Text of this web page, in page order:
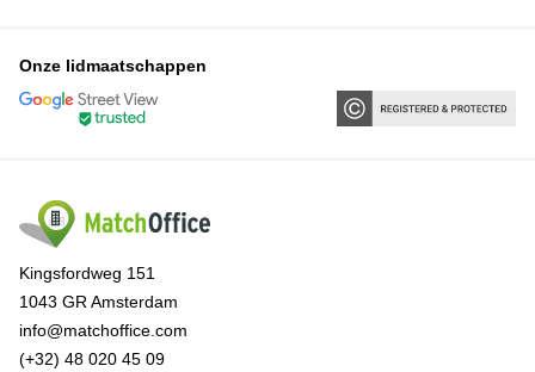
Onze lidmaatschappen
Kingsfordweg 151
1043 GR Amsterdam
info@matchoffice.com
(+32) 48 020 45 09